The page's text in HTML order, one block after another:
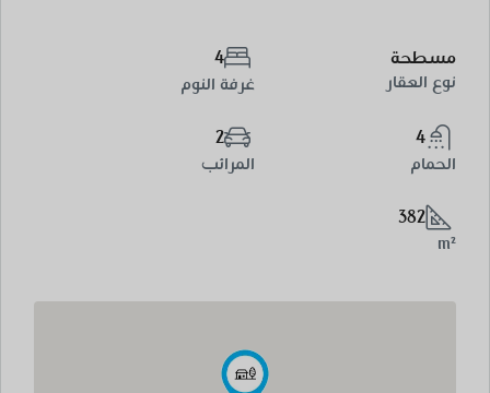
مسطحة
نوع العقار
4
غرفة النوم
4
الحمام
2
المرائب
382
m²